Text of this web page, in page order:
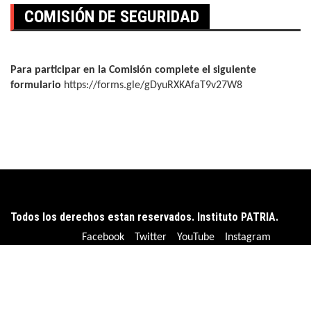
COMISIÓN DE SEGURIDAD
Para participar en la Comisión complete el siguiente
formulario https://forms.gle/gDyuRXKAfaT9v27W8
Todos los derechos estan reservados. Instituto PATRIA.
Facebook Twitter YouTube Instagram